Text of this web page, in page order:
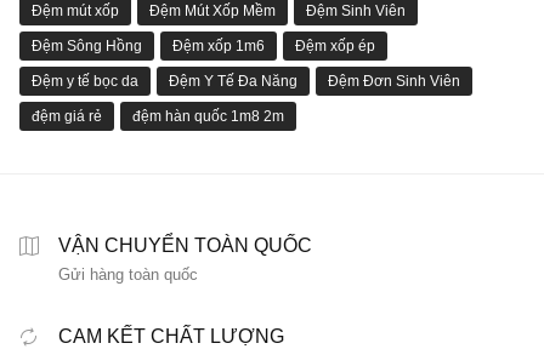
Đệm mút xốp Đệm Mút Xốp Mềm Đệm Sinh Viên
Đệm Sông Hồng Đệm xốp 1m6 Đệm xốp ép
Đệm y tế bọc da Đệm Y Tế Đa Năng Đệm Đơn Sinh Viên
đệm giá rẻ đệm hàn quốc 1m8 2m
VẬN CHUYỂN TOÀN QUỐC
Gửi hàng toàn quốc
CAM KẾT CHẤT LƯỢNG